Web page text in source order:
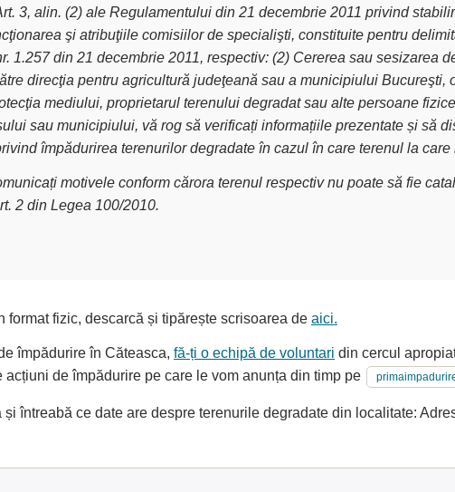
3, alin. (2) ale Regulamentului din 21 decembrie 2011 privind
şi atribuţiile comisiilor de specialişti, constituite pentru
1.257 din 21 decembrie 2011, respectiv: (2) Cererea sau sesizarea
direcţia pentru agricultură judeţeană sau a municipiului Bucureşti,
mediului, proprietarul terenului degradat sau alte persoane
sau municipiului, vă rog să verificați informațiile prezentate și să
împădurirea terenurilor degradate în cazul în care terenul la
motivele conform cărora terenul respectiv nu poate să fie
2 din Legea 100/2010.
format fizic, descarcă și tipărește scrisoarea de aici.
împădurire în Căteasca, fă-ți o echipă de voluntari din cercul
de împădurire pe care le vom anunța din timp pe
întreabă ce date are despre terenurile degradate din localitate: